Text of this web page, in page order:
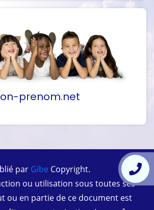
prenom.net
par Gibe Copyright.
ou utilisation sous toutes ses
ou en partie de ce document est